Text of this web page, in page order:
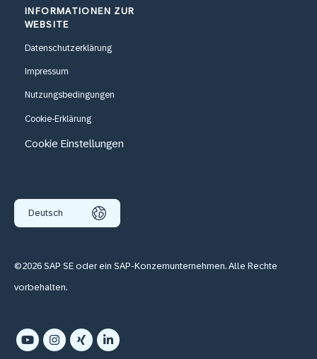
INFORMATIONEN ZUR
WEBSITE
Datenschutzerklärung
Impressum
Nutzungsbedingungen
Cookie-Erklärung
Cookie Einstellungen
Deutsch
©2026 SAP SE oder ein SAP-Konzernunternehmen. Alle Rechte
vorbehalten.